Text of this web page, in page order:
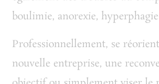
boulimie, anorexie,
Professionnellement, se
nouvelle entreprise, une